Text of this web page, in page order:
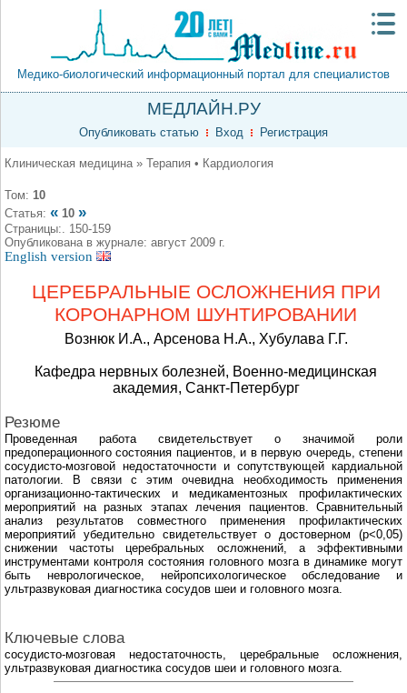
Медико-биологический информационный портал для специалистов
МЕДЛАЙН.РУ
Опубликовать статью Вход Регистрация
Клиническая медицина » Терапия • Кардиология
Том: 10
Статья: « 10 »
Страницы:. 150-159
Опубликована в журнале: август 2009 г.
English version
ЦЕРЕБРАЛЬНЫЕ ОСЛОЖНЕНИЯ ПРИ
КОРОНАРНОМ ШУНТИРОВАНИИ
Вознюк И.А., Арсенова Н.А., Хубулава Г.Г.
Кафедра нервных болезней, Военно-медицинская
академия, Санкт-Петербург
Резюме
Проведенная работа свидетельствует о значимой роли
предоперационного состояния пациентов, и в первую очередь, степени
сосудисто-мозговой недостаточности и сопутствующей кардиальной
патологии. В связи с этим очевидна необходимость применения
организационно-тактических и медикаментозных профилактических
мероприятий на разных этапах лечения пациентов. Сравнительный
анализ результатов совместного применения профилактических
мероприятий убедительно свидетельствует о достоверном (p<0,05)
снижении частоты церебральных осложнений, а эффективными
инструментами контроля состояния головного мозга в динамике могут
быть неврологическое, нейропсихологическое обследование и
ультразвуковая диагностика сосудов шеи и головного мозга.
Ключевые слова
сосудисто-мозговая недостаточность, церебральные осложнения,
ультразвуковая диагностика сосудов шеи и головного мозга.